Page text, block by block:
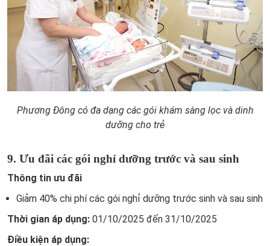
Phương Đông có đa dạng các gói khám sàng lọc và dinh
dưỡng cho trẻ
9. Ưu đãi các gói nghỉ dưỡng trước và sau sinh
Thông tin ưu đãi
Giảm 40% chi phí các gói nghỉ dưỡng trước sinh và sau sinh
Thời gian áp dụng: 01/10/2025 đến 31/10/2025
Điều kiện áp dụng: